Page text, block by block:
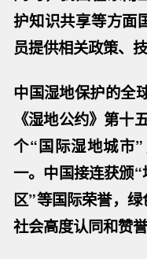
护知识共享等方面
员提供相关政策、
中国湿地保护的全
《湿地公约》第十
个“国际湿地城市
一。中国接连获颁
区”等国际荣誉，
社会高度认同和赞誉